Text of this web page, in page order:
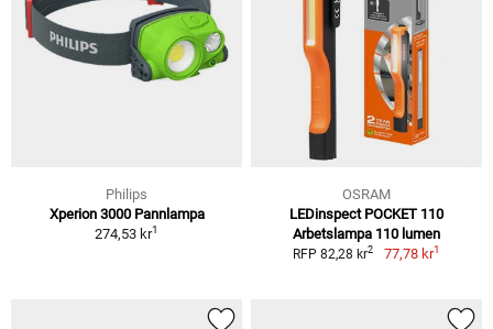
Philips
Xperion 3000 Pannlampa
274,53 kr1
OSRAM
LEDinspect POCKET 110
Arbetslampa 110 lumen
RFP 82,28 kr2 77,78 kr1